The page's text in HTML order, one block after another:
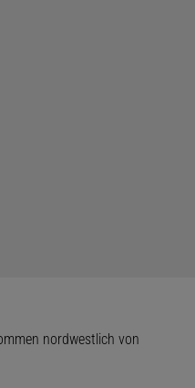
nordwestlich von